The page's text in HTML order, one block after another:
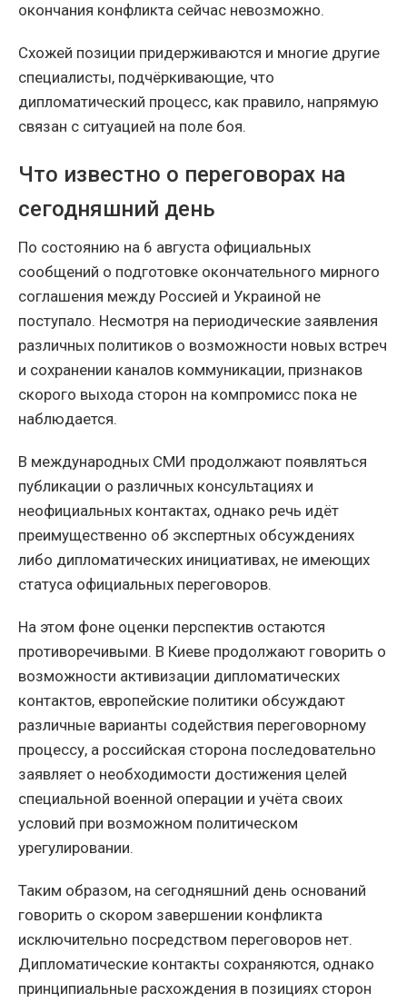
окончания конфликта сейчас невозможно.
Схожей позиции придерживаются и многие другие
специалисты, подчёркивающие, что
дипломатический процесс, как правило, напрямую
связан с ситуацией на поле боя.
Что известно о переговорах на
сегодняшний день
По состоянию на 6 августа официальных
сообщений о подготовке окончательного мирного
соглашения между Россией и Украиной не
поступало. Несмотря на периодические заявления
различных политиков о возможности новых встреч
и сохранении каналов коммуникации, признаков
скорого выхода сторон на компромисс пока не
наблюдается.
В международных СМИ продолжают появляться
публикации о различных консультациях и
неофициальных контактах, однако речь идёт
преимущественно об экспертных обсуждениях
либо дипломатических инициативах, не имеющих
статуса официальных переговоров.
На этом фоне оценки перспектив остаются
противоречивыми. В Киеве продолжают говорить о
возможности активизации дипломатических
контактов, европейские политики обсуждают
различные варианты содействия переговорному
процессу, а российская сторона последовательно
заявляет о необходимости достижения целей
специальной военной операции и учёта своих
условий при возможном политическом
урегулировании.
Таким образом, на сегодняшний день оснований
говорить о скором завершении конфликта
исключительно посредством переговоров нет.
Дипломатические контакты сохраняются, однако
принципиальные расхождения в позициях сторон